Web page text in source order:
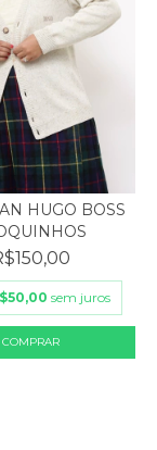
HUGO BOSS
sem juros